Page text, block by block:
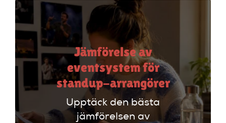
Jämförelse av
eventsystem för
standup-arrangörer
Upptäck den bästa
jämförelsen av